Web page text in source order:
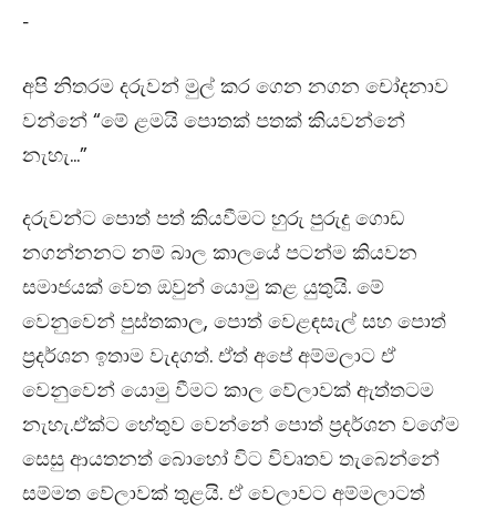
-
අපි නිතරම දරුවන් මුල් කර ගෙන නගන චෝදනාව
වන්නේ “මේ ළමයි පොතක් පතක් කියවන්නේ
නැහැ…”
දරුවන්ට පොත් පත් කියවීමට හුරු පුරුදු ගොඩ
නගන්නනට නම් බාල කාලයේ පටන්ම කියවන
සමාජයක් වෙත ඔවුන් යොමු කළ යුතුයි. මේ
වෙනුවෙන් පුස්තකාල, පොත් වෙළඳසැල් සහ පොත්
ප්‍රදර්ශන ඉතාම වැදගත්. ඒත් අපේ අම්මලාට ඒ
වෙනුවෙන් යොමු වීමට කාල වේලාවක් ඇත්තටම
නැහැ.ඒක්ට හේතුව වෙන්නේ පොත් ප්‍රදර්ශන වගේම
සෙසු ආයතනත් බොහෝ විට විවෘතව තැබෙන්නේ
සම්මත වේලාවක් තුළයි. ඒ වෙලාවට අම්මලාටත්